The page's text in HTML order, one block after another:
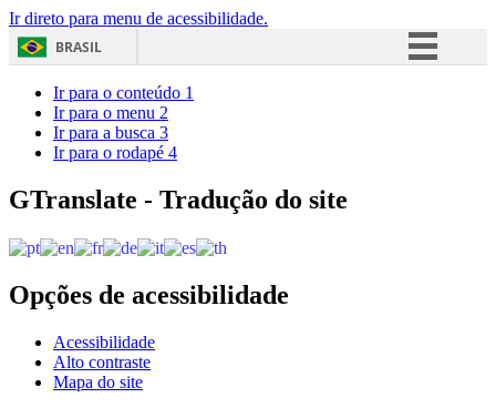
Ir direto para menu de acessibilidade.
BRASIL
Acesso à informação
Ir para o conteúdo 1
Ir para o menu 2
Ir para a busca 3
Ir para o rodapé 4
GTranslate - Tradução do site
Opções de acessibilidade
Acessibilidade
Alto contraste
Mapa do site